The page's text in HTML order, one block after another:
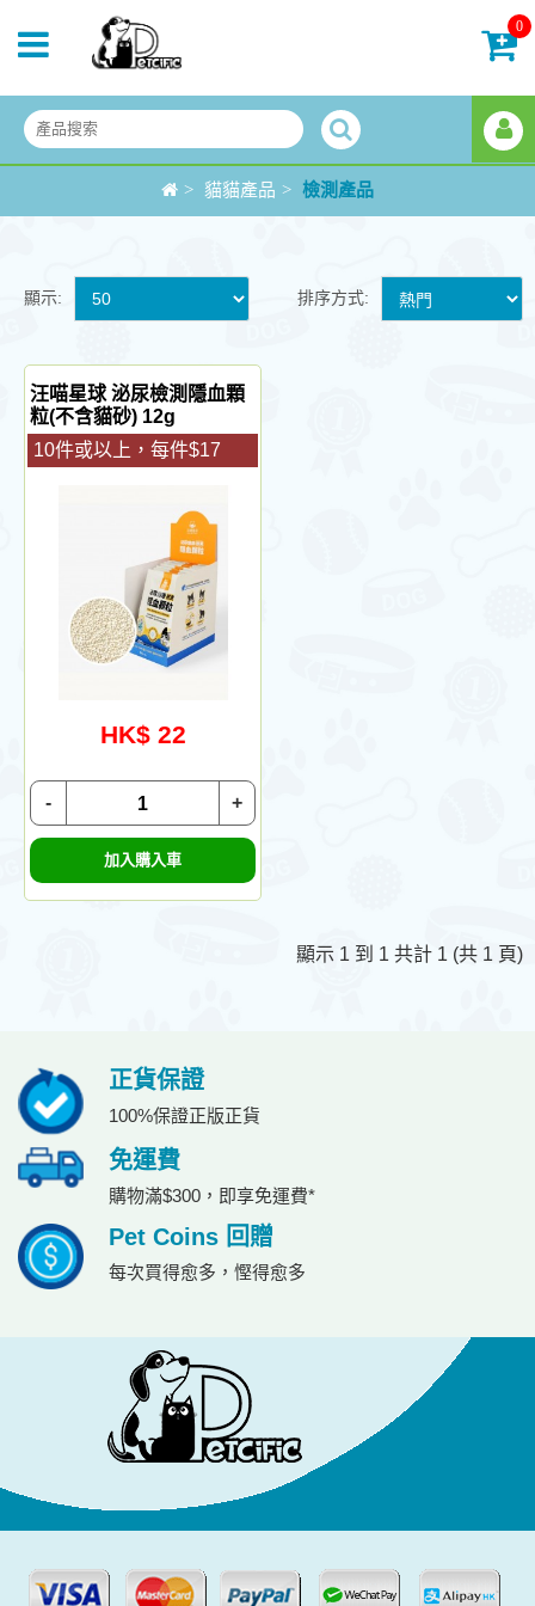
0
> 貓貓產品 > 檢測產品
排序方式:
顯示:
汪喵星球 泌尿檢測隱血顆
粒(不含貓砂) 12g
10件或以上，每件$17
HK$ 22
+
-
加入購入車
顯示 1 到 1 共計 1 (共 1 頁)
正貨保證
100%保證正版正貨
免運費
購物滿$300，即享免運費*
Pet Coins 回贈
每次買得愈多，慳得愈多